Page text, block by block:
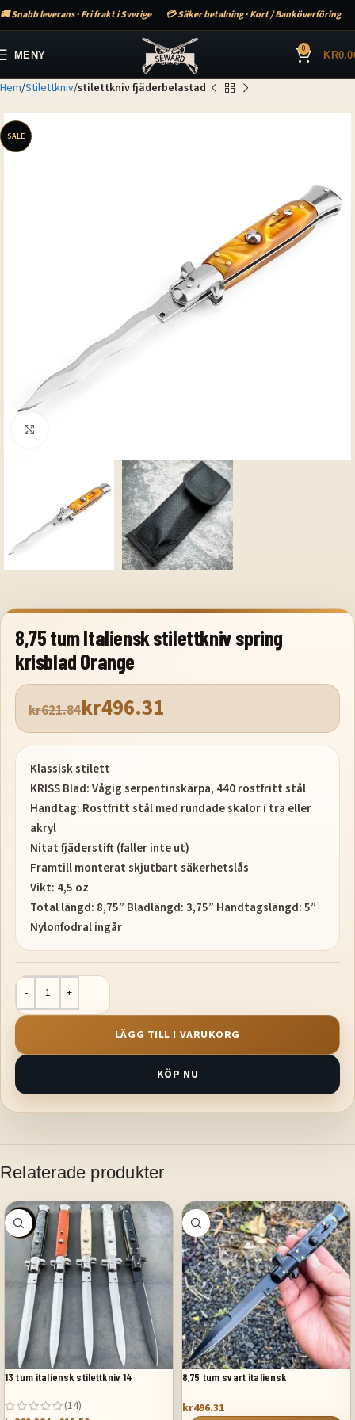
🚚 Snabb leverans · Fri frakt i Sverige 💳 Säker betalning · Kort / Banköverföring
MENY 0 KR
Hem Stilettkniv stilettkniv fjäderbelastad
SALE
8,75 tum Italiensk stilettkniv spring
krisblad Orange
kr621.84kr496.31
Klassisk stilett
KRISS Blad: Vågig serpentinskärpa, 440 rostfritt stål
Handtag: Rostfritt stål med rundade skalor i trä eller
akryl
Nitat fjäderstift (faller inte ut)
Framtill monterat skjutbart säkerhetslås
Vikt: 4,5 oz
Total längd: 8,75” Bladlängd: 3,75” Handtagslängd: 5”
Nylonfodral ingår
LÄGG TILL I VARUKORG
KÖP NU
Relaterade produkter
SALE
13 tum italiensk stilettkniv 14
(14)
8,75 tum svart italiensk
pärlemor
kr496.31